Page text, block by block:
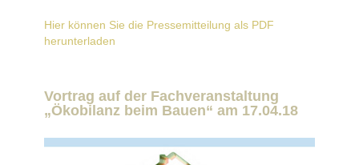
Hier können Sie die Pressemitteilung als PDF
herunterladen
Vortrag auf der Fachveranstaltung
„Ökobilanz beim Bauen“ am 17.04.18